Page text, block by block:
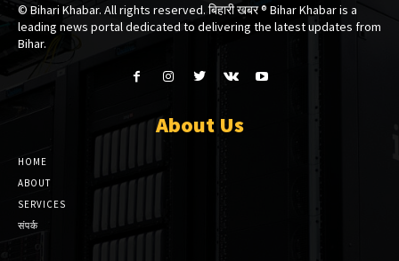
© Bihari Khabar. All rights reserved. बिहारी खबर ®​ Bihar Khabar is a
leading news portal dedicated to delivering the latest updates from
Bihar.
About Us
HOME
ABOUT
SERVICES
संपर्क